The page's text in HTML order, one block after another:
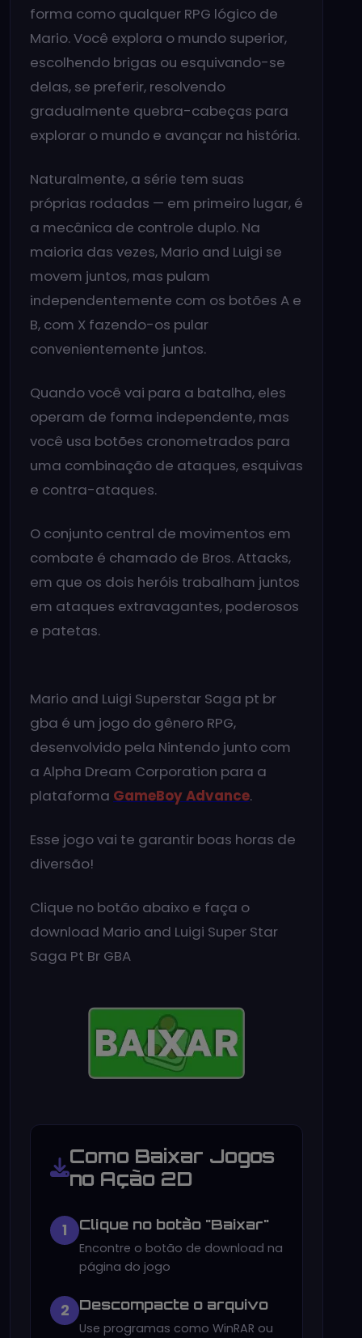
forma como qualquer RPG lógico de
Mario. Você explora o mundo superior,
escolhendo brigas ou esquivando-se
delas, se preferir, resolvendo
gradualmente quebra-cabeças para
explorar o mundo e avançar na história.
Naturalmente, a série tem suas
próprias rodadas — em primeiro lugar, é
a mecânica de controle duplo. Na
maioria das vezes, Mario and Luigi se
movem juntos, mas pulam
independentemente com os botões A e
B, com X fazendo-os pular
convenientemente juntos.
Quando você vai para a batalha, eles
operam de forma independente, mas
você usa botões cronometrados para
uma combinação de ataques, esquivas
e contra-ataques.
O conjunto central de movimentos em
combate é chamado de Bros. Attacks,
em que os dois heróis trabalham juntos
em ataques extravagantes, poderosos
e patetas.
Mario and Luigi Superstar Saga pt br
gba é um jogo do gênero RPG,
desenvolvido pela Nintendo junto com
a Alpha Dream Corporation para a
plataforma GameBoy Advance.
Esse jogo vai te garantir boas horas de
diversão!
Clique no botão abaixo e faça o
download Mario and Luigi Super Star
Saga Pt Br GBA
Como Baixar Jogos
no Ação 2D
1 Clique no botão "Baixar"
Encontre o botão de download na
página do jogo
2 Descompacte o arquivo
Use programas como WinRAR ou